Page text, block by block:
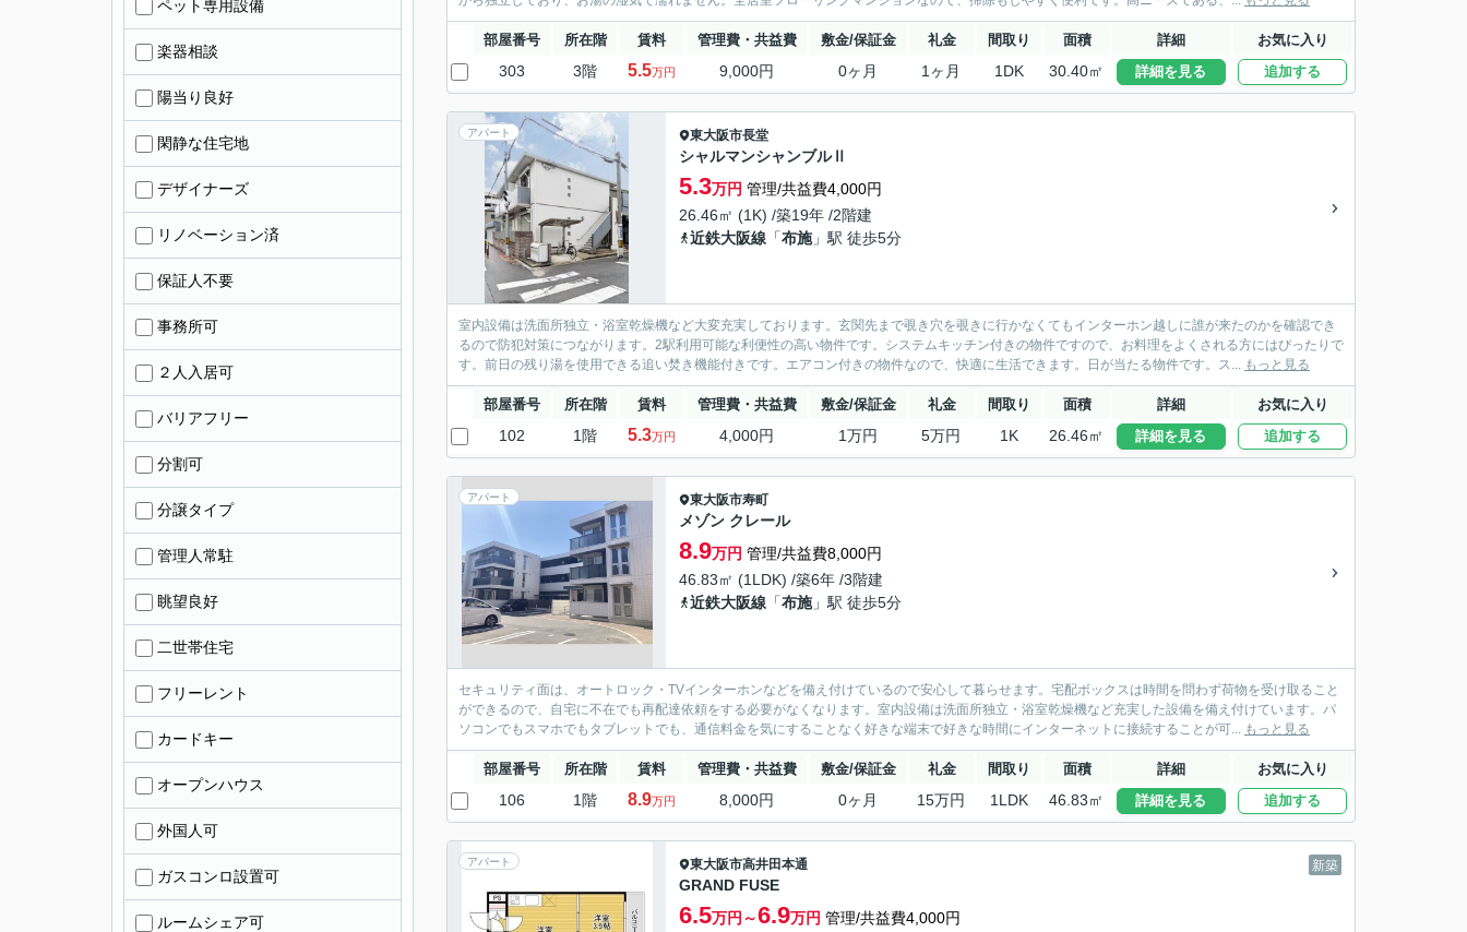
部屋番号 所在階 賃料 管理費・共益費 敷金/保証金 礼金 間取り 面積 詳細 お気に入り
303 3階 5.5万円 9,000円 0ヶ月 1ヶ月 1DK 30.40㎡ 詳細を見る 追加する
アパート 東大阪市長堂
シャルマンシャンブルⅡ
5.3万円 管理/共益費4,000円
26.46㎡ (1K) /築19年 /2階建
近鉄大阪線 「布施」駅 徒歩5分
室内設備は洗面所独立・浴室乾燥機など大変充実しております。玄関先まで覗き穴を覗きに行かなくてもインターホン越しに誰が来たのかを確認でき
るので防犯対策につながります。2駅利用可能な利便性の高い物件です。システムキッチン付きの物件ですので、お料理をよくされる方にはぴったりで
す。前日の残り湯を使用できる追い焚き機能付きです。エアコン付きの物件なので、快適に生活できます。日が当たる物件です。ス... もっと見る
部屋番号 所在階 賃料 管理費・共益費 敷金/保証金 礼金 間取り 面積 詳細 お気に入り
102 1階 5.3万円 4,000円 1万円 5万円 1K 26.46㎡ 詳細を見る 追加する
アパート 東大阪市寿町
メゾン クレール
8.9万円 管理/共益費8,000円
46.83㎡ (1LDK) /築6年 /3階建
近鉄大阪線 「布施」駅 徒歩5分
セキュリティ面は、オートロック・TVインターホンなどを備え付けているので安心して暮らせます。宅配ボックスは時間を問わず荷物を受け取ること
ができるので、自宅に不在でも再配達依頼をする必要がなくなります。室内設備は洗面所独立・浴室乾燥機など充実した設備を備え付けています。パ
ソコンでもスマホでもタブレットでも、通信料金を気にすることなく好きな端末で好きな時間にインターネットに接続することが可... もっと見る
部屋番号 所在階 賃料 管理費・共益費 敷金/保証金 礼金 間取り 面積 詳細 お気に入り
106 1階 8.9万円 8,000円 0ヶ月 15万円 1LDK 46.83㎡ 詳細を見る 追加する
アパート 新築
東大阪市高井田本通
GRAND FUSE
6.5万円～6.9万円 管理/共益費4,000円
ペット専用設備
楽器相談
陽当り良好
閑静な住宅地
デザイナーズ
リノベーション済
保証人不要
事務所可
２人入居可
バリアフリー
分割可
分譲タイプ
管理人常駐
眺望良好
二世帯住宅
フリーレント
カードキー
オープンハウス
外国人可
ガスコンロ設置可
ルームシェア可